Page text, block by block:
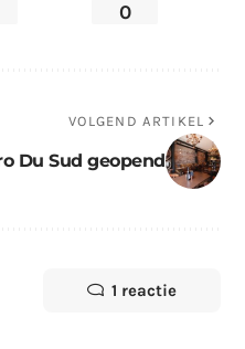
0
VOLGEND ARTIKEL
Du Sud geopend
1 reactie